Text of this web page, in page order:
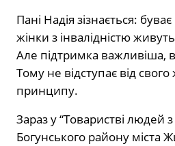
Пані Надія зізнається:
жінки з інвалідністю
Але підтримка важливіша,
Тому не відступає від
принципу.
Зараз у “Товаристві людей з
Богунського району міста